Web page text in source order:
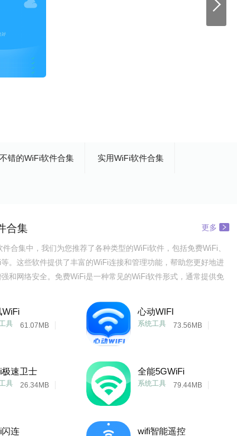
错的WiFi软件合集 实用WiFi软件合集
合集 更多
合集中，我们为您推荐了各种类型的WiFi软件，包括免费WiFi、
。这些软件提供了丰富的WiFi连接和管理功能，帮助您更好地进
和网络安全。免费WiFi是一种常见的WiFi软件形式，通常提供免
更直观地了解和掌握附近的免费WiFi热点。
WiFi
61.07MB
具
心动WIFI
73.56MB
系统工具
极速卫士
26.34MB
具
全能5GWiFi
79.44MB
系统工具
闪连 wifi智能遥控